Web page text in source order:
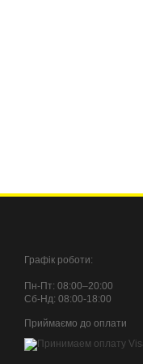
Графік роботи:
Пн-Пт: 08:00–20:00
Сб-Нд: 08:00-18:00
Приймаємо до оплати